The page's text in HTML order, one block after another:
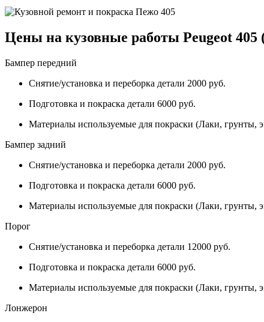
Цены на кузовные работы Peugeot 405
Бампер передний
Снятие/установка и переборка детали 2000 руб.
Подготовка и покраска детали 6000 руб.
Материалы используемые для покраски (Лаки, грунты,
Бампер задний
Снятие/установка и переборка детали 2000 руб.
Подготовка и покраска детали 6000 руб.
Материалы используемые для покраски (Лаки, грунты,
Порог
Снятие/установка и переборка детали 12000 руб.
Подготовка и покраска детали 6000 руб.
Материалы используемые для покраски (Лаки, грунты,
Лонжерон